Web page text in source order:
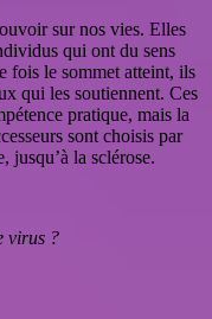
sur nos vies. Elles
qui ont du sens
fois le sommet atteint, ils
qui les soutiennent. Ces
pratique, mais la
sont choisis par
jusqu’à la sclérose.
virus ?